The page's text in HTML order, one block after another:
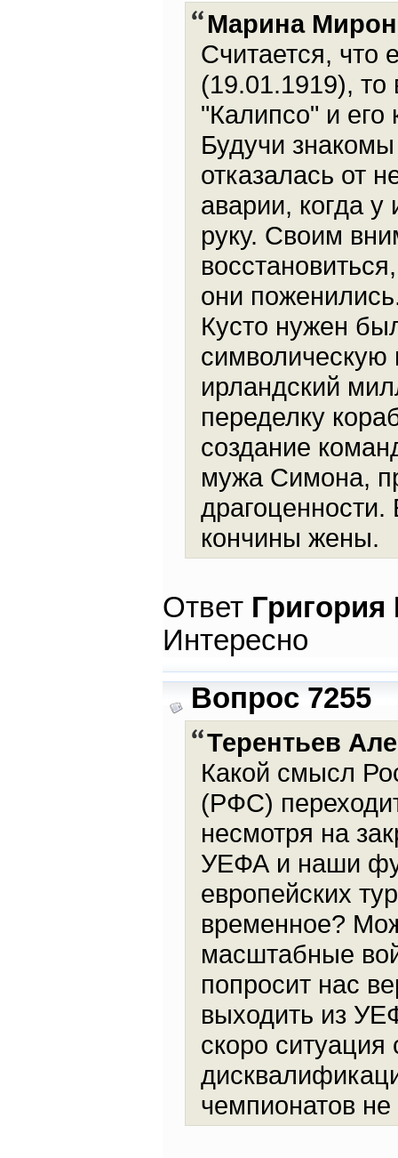
Марина
Считается, что
(19.01.1919),
"Калипсо" и
Будучи
отказалась от
аварии, когда
руку. Своим
они
Кусто нужен
символическую
ирландский
переделку
создание
мужа Симона,
кончины жены.
Ответ
Интересно
Вопрос 7255
Терентьев
Какой смысл
(РФС)
несмотря на
УЕФА и наши
европейских
временное?
масштабные
попросит нас
выходить из
скоро ситуация
чемпионатов